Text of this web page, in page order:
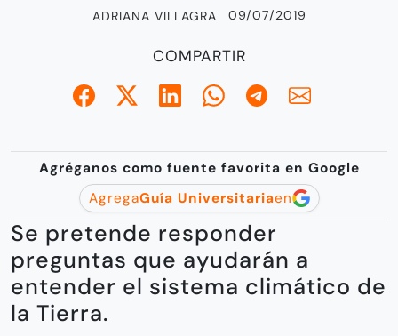
ADRIANA VILLAGRA 09/07/2019
COMPARTIR
Agréganos como fuente favorita en Google
AgregaGuía Universitariaen
Se pretende responder
preguntas que ayudarán a
entender el sistema climático de
la Tierra.